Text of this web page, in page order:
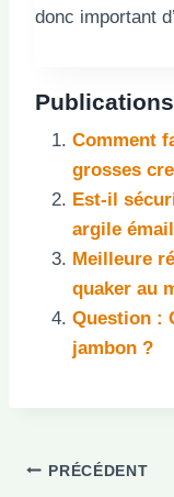
donc important
Comment
grosses
Est-il
argile
Meilleure
quaker au
Question :
jambon ?
Navigation
PRÉCÉDENT